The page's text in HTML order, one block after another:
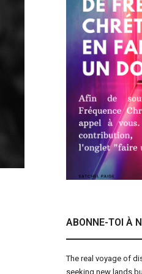
ABONNE-TOI À
The real voyage of
seeking new lands